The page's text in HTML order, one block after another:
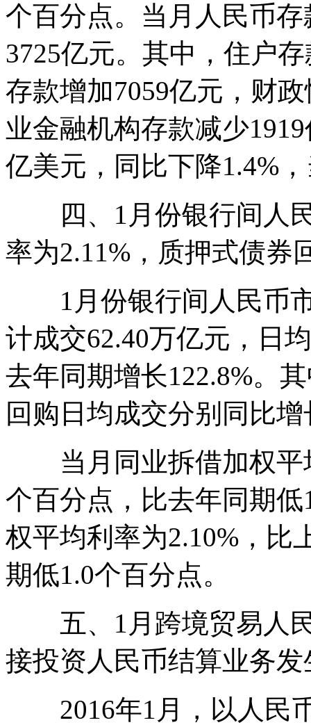
个百分点。当月人民币
3725亿元。其中，住户
存款增加7059亿元，财
业金融机构存款减少
亿美元，同比下降1.4%
四、1月份银行间人民
率为2.11%，质押式债券
1月份银行间人民币市
计成交62.40万亿元，日
去年同期增长122.8%。
回购日均成交分别同比增
当月同业拆借加权平
个百分点，比去年同期
权平均利率为2.10%，比
期低1.0个百分点。
五、1月跨境贸易人民
接投资人民币结算业务发
2016年1月，以人民